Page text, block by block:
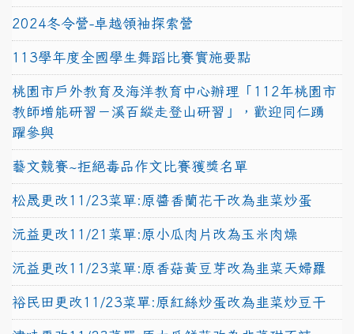
2024冬令營-卓越領袖探索營
113學年度全國學生舞蹈比賽實施要點
桃園市戶外教育及海洋教育中心辦理「112年桃園市
教師增能研習－溪百縱走登山研習」，歡迎同仁踴
躍參與
藝文競賽~拒絕毒品作文比賽獲獎名單
松晟更改11/23菜單:原醬香蘭花干改為韭菜炒蛋
沅益更改11/21菜單:原小瓜肉片改為玉米肉燥
沅益更改11/23菜單:原香菇黃豆芽改為韭菜天婦羅
裕民田更改11/23菜單:原紅絲炒蛋改為韭菜炒豆干